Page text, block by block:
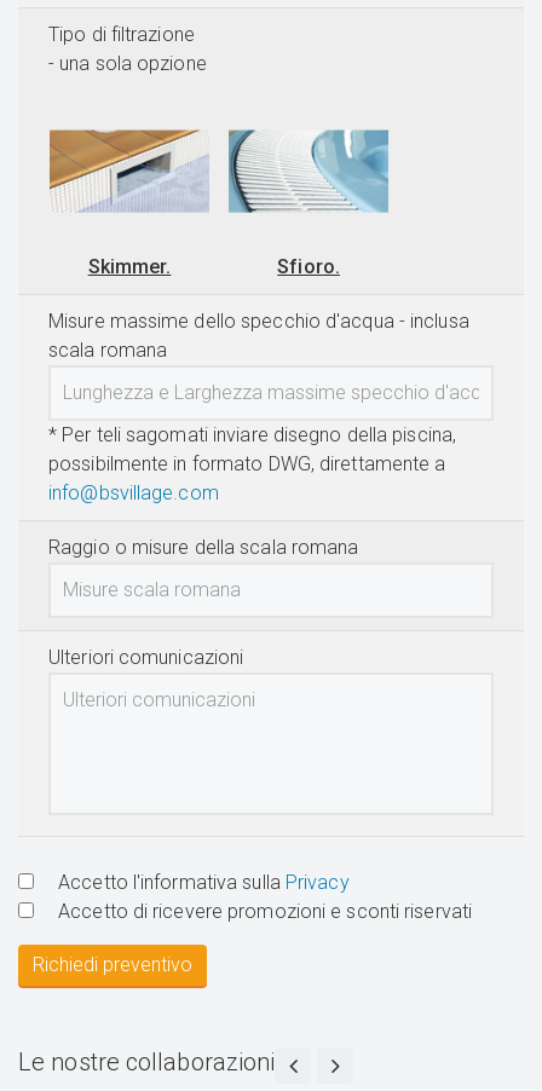
Tipo di filtrazione
- una sola opzione
Skimmer. Sfioro.
Misure massime dello specchio d'acqua - inclusa
scala romana
* Per teli sagomati inviare disegno della piscina,
possibilmente in formato DWG, direttamente a
info@bsvillage.com
Raggio o misure della scala romana
Ulteriori comunicazioni
Accetto l'informativa sulla Privacy
Accetto di ricevere promozioni e sconti riservati
Richiedi preventivo
Le nostre collaborazioni